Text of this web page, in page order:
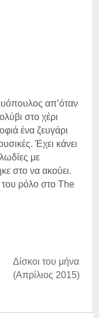
απ’όταν
στο χέρι
ένα ζευγάρι
Έχει κάνει
με
στο να ακούει.
του ρόλο στο The
Δίσκοι του μήνα
(Απρίλιος 2015)